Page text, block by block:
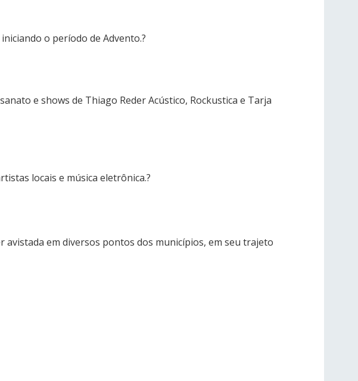
o período de Advento.?
e shows de Thiago Reder Acústico, Rockustica e Tarja
locais e música eletrônica.?
avistada em diversos pontos dos municípios, em seu trajeto